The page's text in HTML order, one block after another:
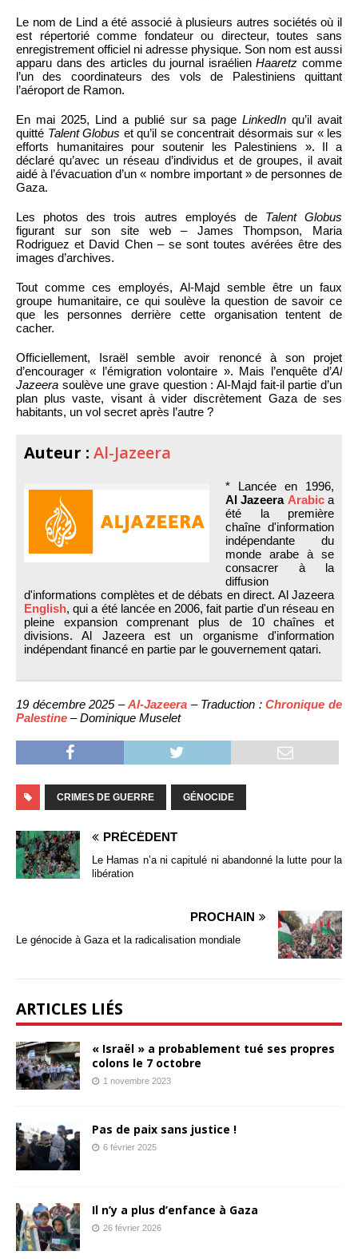
Le nom de Lind a été associé à plusieurs autres sociétés où il
est répertorié comme fondateur ou directeur, toutes sans
enregistrement officiel ni adresse physique. Son nom est aussi
apparu dans des articles du journal israélienHaaretz comme
l’un des coordinateurs des vols de Palestiniens quittant
l’aéroport de Ramon.
En mai 2025, Lind a publié sur sa page LinkedIn qu’il avait
quitté Talent Globus et qu’il se concentrait désormais sur « les
efforts humanitaires pour soutenir les Palestiniens ». Il a
déclaré qu’avec un réseau d’individus et de groupes, il avait
aidé à l’évacuation d’un « nombre important » de personnes de
Gaza.
Les photos des trois autres employés de Talent Globus
figurant sur son site web – James Thompson, Maria
Rodriguez et David Chen – se sont toutes avérées être des
images d’archives.
Tout comme ces employés, Al-Majd semble être un faux
groupe humanitaire, ce qui soulève la question de savoir ce
que les personnes derrière cette organisation tentent de
cacher.
Officiellement, Israël semble avoir renoncé à son projet
d’encourager « l’émigration volontaire ». Mais l’enquête d’Al
Jazeera soulève une grave question : Al-Majd fait-il partie d’un
plan plus vaste, visant à vider discrètement Gaza de ses
habitants, un vol secret après l’autre ?
Auteur : Al-Jazeera
* Lancée en 1996,
Al Jazeera Arabica
été la première
chaîne d'information
indépendante du
monde arabe à se
consacrer à la
diffusion
d'informations complètes et de débats en direct. Al Jazeera
English, qui a été lancée en 2006, fait partie d'un réseau en
pleine expansion comprenant plus de 10 chaînes et
divisions. Al Jazeera est un organisme d'information
indépendant financé en partie par le gouvernement qatari.
19 décembre 2025 –Al-Jazeera – Traduction :Chronique de
Palestine – Dominique Muselet
CRIMES DE GUERRE GÉNOCIDE
PRÉCÉDENT
Le Hamas n’a ni capitulé ni abandonné la lutte pour la
libération
PROCHAIN
Le génocide à Gaza et la radicalisation mondiale
ARTICLES LIÉS
« Israël » a probablement tué ses propres
colons le 7 octobre
1 novembre 2023
Pas de paix sans justice !
6 février 2025
Il n’y a plus d’enfance à Gaza
26 février 2026